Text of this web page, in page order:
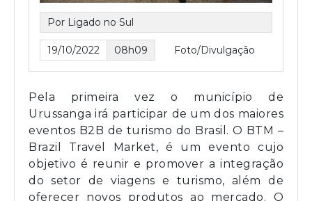
Por Ligado no Sul
19/10/2022 08h09 Foto/Divulgação
Pela primeira vez o município de
Urussanga irá participar de um dos maiores
eventos B2B de turismo do Brasil. O BTM –
Brazil Travel Market, é um evento cujo
objetivo é reunir e promover a integração
do setor de viagens e turismo, além de
oferecer novos produtos ao mercado. O